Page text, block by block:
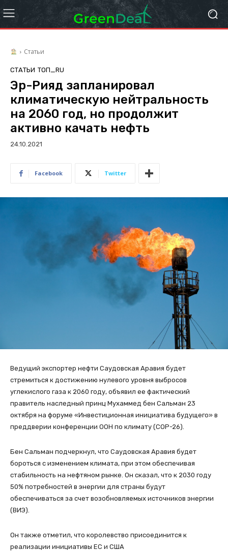
Статьи
СТАТЬИ ТОП_RU
Эр-Рияд запланировал
климатическую нейтральность
на 2060 год, но продолжит
активно качать нефть
24.10.2021
Facebook Twitter
Ведущий экспортер нефти Саудовская Аравия будет
стремиться к достижению нулевого уровня выбросов
углекислого газа к 2060 году, объявил ее фактический
правитель наследный принц Мухаммед бен Сальман 23
октября на форуме «Инвестиционная инициатива будущего» в
преддверии конференции ООН по климату (COP-26).
Бен Сальман подчеркнул, что Саудовская Аравия будет
бороться с изменением климата, при этом обеспечивая
стабильность на нефтяном рынке. Он сказал, что к 2030 году
50% потребностей в энергии для страны будут
обеспечиваться за счет возобновляемых источников энергии
(ВИЭ).
Он также отметил, что королевство присоединится к
реализации инициативы ЕС и США